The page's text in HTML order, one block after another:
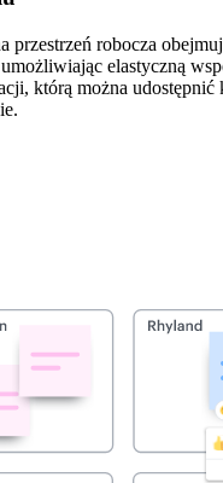
przestrzeń robocza
elastyczną
którą można udostępnić